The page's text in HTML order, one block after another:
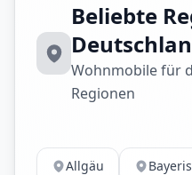
Beliebte
Wohnmobile für
Regionen
Allgäu